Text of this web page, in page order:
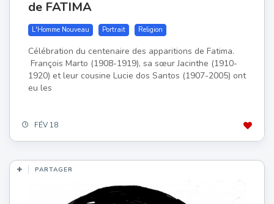
de FATIMA
L'Homme Nouveau Portrait Religion
Célébration du centenaire des apparitions de Fatima.
François Marto (1908-1919), sa sœur Jacinthe (1910-
1920) et leur cousine Lucie dos Santos (1907-2005) ont
eu les
FÉV 18
PARTAGER